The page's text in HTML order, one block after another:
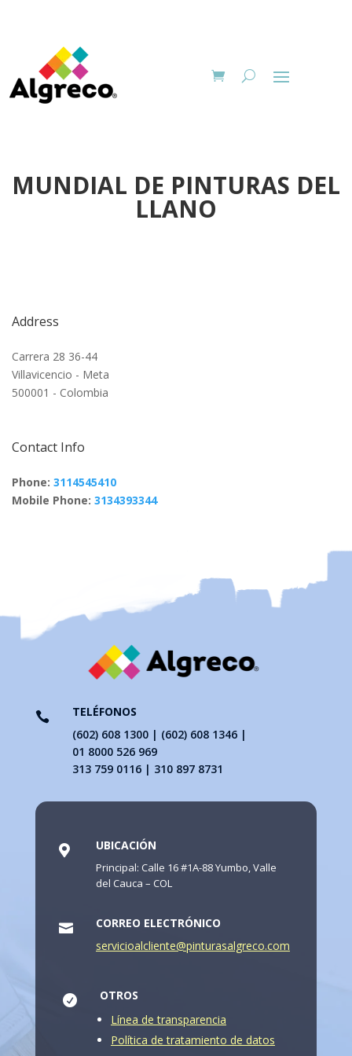
MUNDIAL DE PINTURAS DEL
LLANO
Address
Carrera 28 36-44
Villavicencio - Meta
500001 - Colombia
Contact Info
Phone: 3114545410
Mobile Phone: 3134393344

TELÉFONOS
(602) 608 1300 | (602) 608 1346 |
01 8000 526 969
313 759 0116 | 310 897 8731
 UBICACIÓN
Principal: Calle 16 #1A-88 Yumbo, Valle
del Cauca – COL

CORREO ELECTRÓNICO
servicioalcliente@pinturasalgreco.com

OTROS
Línea de transparencia
Política de tratamiento de datos